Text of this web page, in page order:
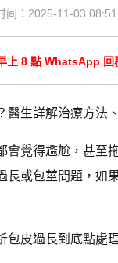
间：2025-11-03
上 8 點 WhatsApp 回
生詳解治療方法
覺得尷尬，甚至
長或包莖問題，如
皮過長到底點處